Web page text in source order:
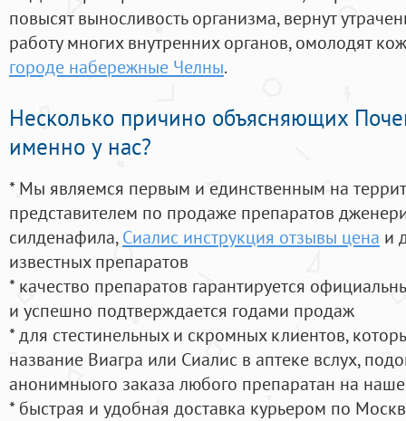
повысят выносливость организма, вернут
работу многих внутренних органов, омолодят
городе набережные Челны.
Несколько причино объясняющих
именно у нас?
* Мы являемся первым и единственным на
представителем по продаже препаратов
силденафила, Сиалис инструкция отзывы цена и
известных препаратов
* качество препаратов гарантируется
и успешно подтверждается годами продаж
* для стестинельных и скромных клиентов,
название Виагра или Сиалис в аптеке вслух,
анонимныого заказа любого препаратан на
* быстрая и удобная доставка курьером по